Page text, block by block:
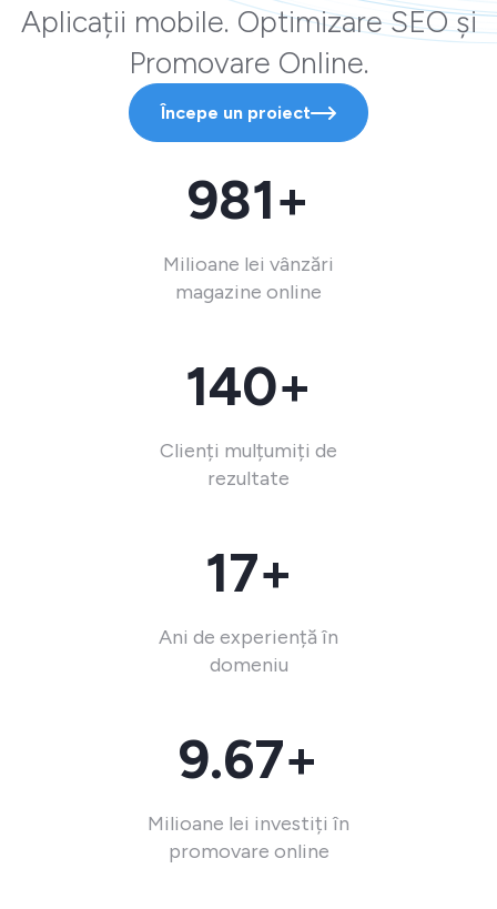
Aplicații mobile. Optimizare SEO și
Promovare Online.
Începe un proiect
981+
Milioane lei vânzări
magazine online
140+
Clienți mulțumiți de
rezultate
17+
Ani de experiență în
domeniu
9.67+
Milioane lei investiți în
promovare online